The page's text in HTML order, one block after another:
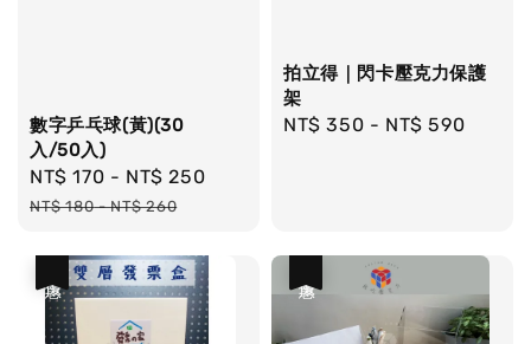
數字乒乓球(黃)(30
入/50入)
Sale
price
NT$ 170 - NT$ 250
NT$ 180-NT$ 260
拍立得｜閃卡壓克力保護
架
Regular
NT$ 350 - NT$ 590